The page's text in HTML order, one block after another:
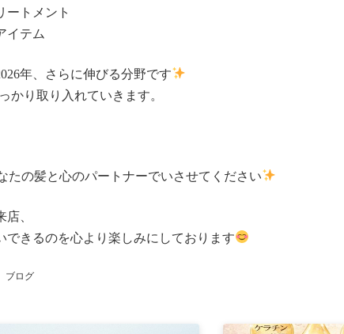
ートメント
イテム
年、さらに伸びる分野です
かり取り入れていきます。
たの髪と心のパートナーでいさせてください
、
できるのを心より楽しみにしております
ブログ